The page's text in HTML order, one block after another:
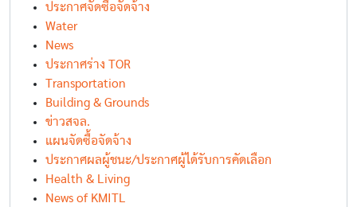
ประกาศจัดซื้อจัดจ้าง
Water
News
ประกาศร่าง TOR
Transportation
Building & Grounds
ข่าวสจล.
แผนจัดซื้อจัดจ้าง
ประกาศผลผู้ชนะ/ประกาศผู้ได้รับการคัดเลือก
Health & Living
News of KMITL